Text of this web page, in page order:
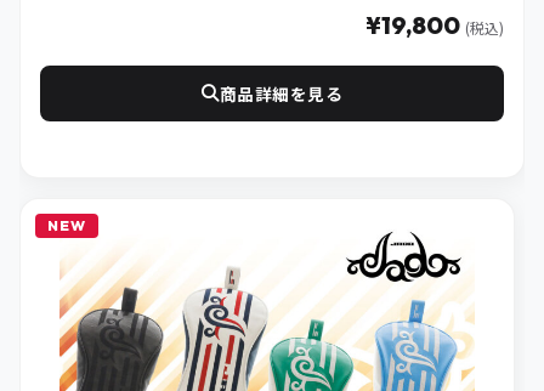
¥19,800 (税込)
商品詳細を見る